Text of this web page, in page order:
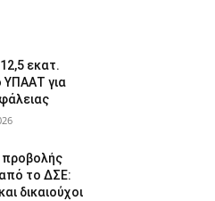
εκατ.
για
προβολής
το ΔΣΕ:
δικαιούχοι